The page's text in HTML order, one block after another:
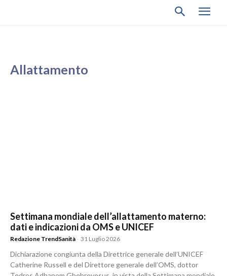
Allattamento
Settimana mondiale dell’allattamento materno:
dati e indicazioni da OMS e UNICEF
Redazione TrendSanità - 31 Luglio 2026
Dichiarazione congiunta della Direttrice generale dell’UNICEF
Catherine Russell e del Direttore generale dell’OMS, dottor